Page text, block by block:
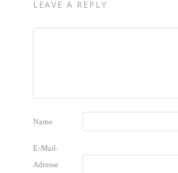
LEAVE A REPLY
Name
E-Mail-
Adresse